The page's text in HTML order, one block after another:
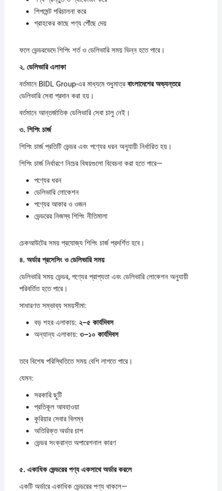
শিপমেন্ট পরিচালনা করে
গ্রাহকের কাছে পণ্য পৌঁছে দেয়
ফলে ভেন্ডরভেদে শিপিং শর্ত ও ডেলিভারি সময় ভিন্ন হতে পারে।
২. ডেলিভারিএলাকা
বর্তমানে BIDL Group-এর মাধ্যমে শুধুমাত্র বাংলাদেশেরঅভ্যন্তরে
ডেলিভারি সেবা প্রদান করা হয়।
বর্তমানে আন্তর্জাতিক ডেলিভারি সেবা চালু নেই।
৩. শিপিং চার্জ
শিপিং চার্জ প্রতিটি ভেন্ডর এবং পণ্যের ধরন অনুযায়ী নির্ধারিত হয়।
শিপিং চার্জ নির্ধারণে নিচের বিষয়গুলো বিবেচনা করা হতে পারে—
পণ্যের ধরন
ডেলিভারি লোকেশন
পণ্যের আকার ও ওজন
ভেন্ডরের নিজস্ব শিপিং নীতিমালা
চেকআউটের সময় প্রযোজ্য শিপিং চার্জ প্রদর্শিত হবে।
৪. অর্ডারপ্রসেসিং ওডেলিভারিসময়
ডেলিভারি সময় ভেন্ডর, পণ্যের প্রাপ্যতা এবং ডেলিভারি লোকেশন অনুযায়ী
পরিবর্তিত হতে পারে।
সাধারণত সম্ভাব্য সময়সীমা:
বড় শহর এলাকায়: ২–৫ কার্যদিবস
অন্যান্য এলাকায়: ৩–১০ কার্যদিবস
তবে বিশেষ পরিস্থিতিতে সময় বেশি লাগতে পারে।
যেমন:
সরকারি ছুটি
প্রতিকূল আবহাওয়া
কুরিয়ার সেবার বিলম্ব
অতিরিক্ত অর্ডার চাপ
ভেন্ডর সংক্রান্ত অপারেশনাল কারণ
৫. একাধিকভেন্ডরেরপণ্যএকসাথেঅর্ডারকরলে
একটি অর্ডারে একাধিক ভেন্ডরের পণ্য থাকলে—